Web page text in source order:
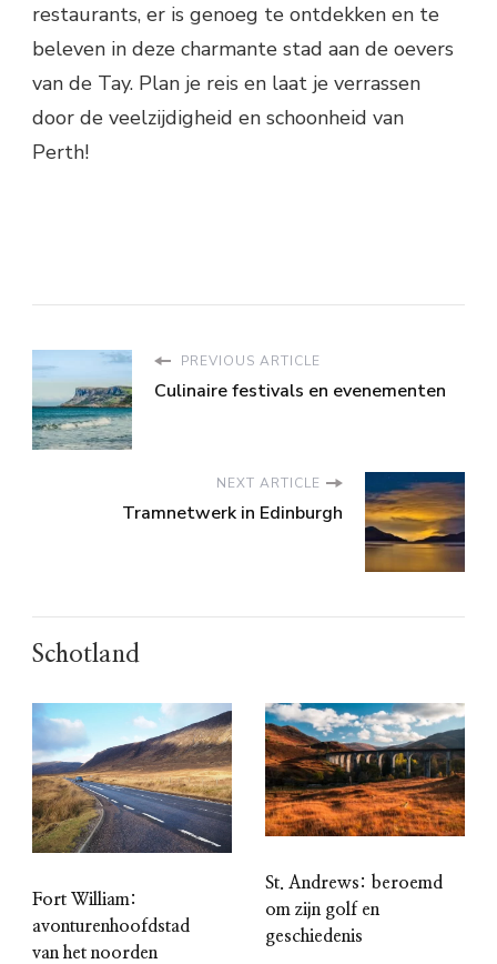
restaurants, er is genoeg te ontdekken en te
beleven in deze charmante stad aan de oevers
van de Tay. Plan je reis en laat je verrassen
door de veelzijdigheid en schoonheid van
Perth!
PREVIOUS ARTICLE
Culinaire festivals en evenementen
NEXT ARTICLE
Tramnetwerk in Edinburgh
Schotland
Fort William:
avonturenhoofdstad
van het noorden
St. Andrews: beroemd
om zijn golf en
geschiedenis